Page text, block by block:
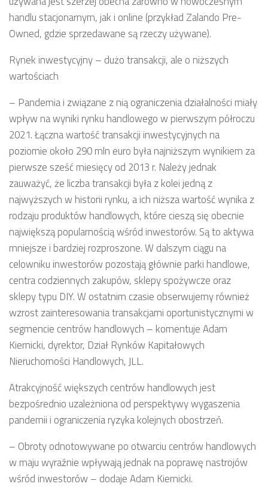
handlu stacjonarnym, jak i online (przykład Zalando Pre-
Owned, gdzie sprzedawane są rzeczy używane).
Rynek inwestycyjny – dużo transakcji, ale o niższych
wartościach
– Pandemia i związane z nią ograniczenia działalności miały
wpływ na wyniki rynku handlowego w pierwszym półroczu
2021. Łączna wartość transakcji inwestycyjnych na
poziomie około 290 mln euro była najniższym wynikiem za
pierwsze sześć miesięcy od 2013 r. Należy jednak
zauważyć, że liczba transakcji była z kolei jedną z
najwyższych w historii rynku, a ich niższa wartość wynika z
rodzaju produktów handlowych, które cieszą się obecnie
największą popularnością wśród inwestorów. Są to aktywa
mniejsze i bardziej rozproszone. W dalszym ciągu na
celowniku inwestorów pozostają głównie parki handlowe,
centra codziennych zakupów, sklepy spożywcze oraz
sklepy typu DIY. W ostatnim czasie obserwujemy również
wzrost zainteresowania transakcjami oportunistycznymi w
segmencie centrów handlowych – komentuje Adam
Kiernicki, dyrektor, Dział Rynków Kapitałowych
Nieruchomości Handlowych, JLL.
Atrakcyjność większych centrów handlowych jest
bezpośrednio uzależniona od perspektywy wygaszenia
pandemii i ograniczenia ryzyka kolejnych obostrzeń.
– Obroty odnotowywane po otwarciu centrów handlowych
w maju wyraźnie wpływają jednak na poprawę nastrojów
wśród inwestorów – dodaje Adam Kiernicki.